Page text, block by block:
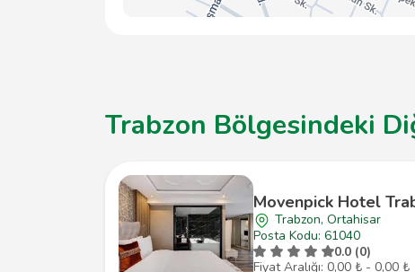
Trabzon Bölgesindeki
Movenpick Hotel
Trabzon, Ortahisar
Posta Kodu: 61040
0.0 (0)
Fiyat Aralığı: 0,00 ₺ - 0,00 ₺